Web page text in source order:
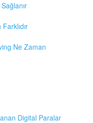
Ne Zaman
Digital Paralar